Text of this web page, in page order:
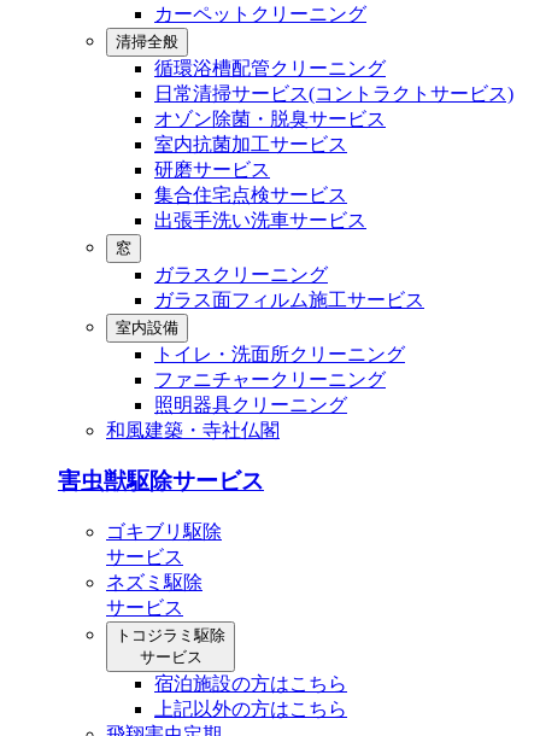
カーペットクリーニング
清掃全般
循環浴槽配管クリーニング
⽇常清掃サービス(コントラクトサービス)
オゾン除菌・脱臭サービス
室内抗菌加工サービス
研磨サービス
集合住宅点検サービス
出張⼿洗い洗⾞サービス
窓
ガラスクリーニング
ガラス⾯フィルム施⼯サービス
室内設備
トイレ・洗⾯所クリーニング
ファニチャークリーニング
照明器具クリーニング
和風建築・寺社仏閣
害虫獣駆除サービス
ゴキブリ駆除
サービス
ネズミ駆除
サービス
トコジラミ駆除
サービス
宿泊施設の方はこちら
上記以外の方はこちら